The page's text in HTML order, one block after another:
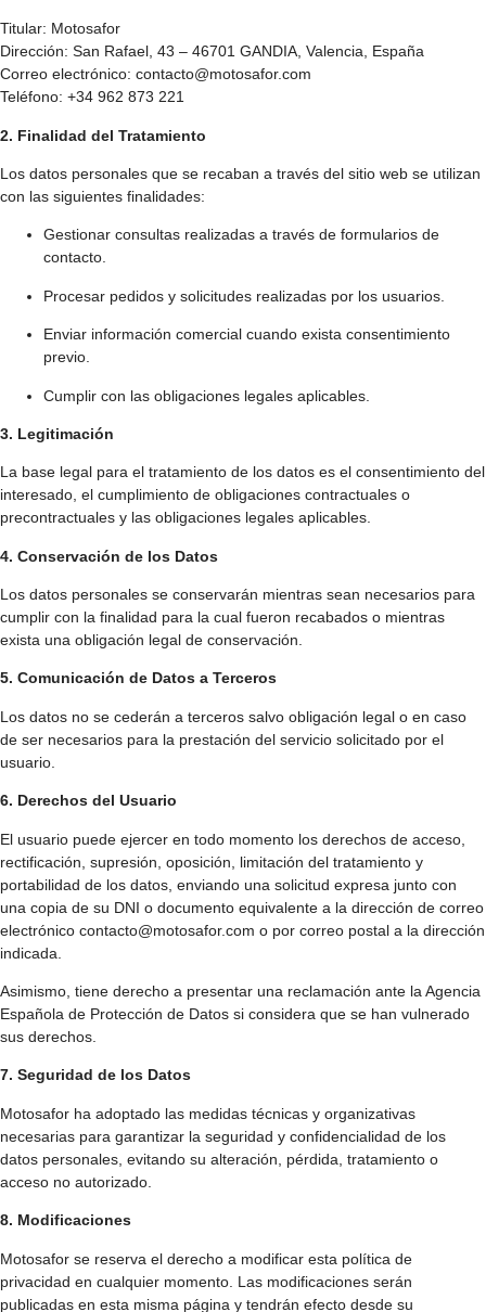
Titular: Motosafor
Dirección: San Rafael, 43 – 46701 GANDIA, Valencia, España
Correo electrónico: contacto@motosafor.com
Teléfono: +34 962 873 221
2. Finalidad del Tratamiento
Los datos personales que se recaban a través del sitio web se utilizan
con las siguientes finalidades:
Gestionar consultas realizadas a través de formularios de
contacto.
Procesar pedidos y solicitudes realizadas por los usuarios.
Enviar información comercial cuando exista consentimiento
previo.
Cumplir con las obligaciones legales aplicables.
3. Legitimación
La base legal para el tratamiento de los datos es el consentimiento del
interesado, el cumplimiento de obligaciones contractuales o
precontractuales y las obligaciones legales aplicables.
4. Conservación de los Datos
Los datos personales se conservarán mientras sean necesarios para
cumplir con la finalidad para la cual fueron recabados o mientras
exista una obligación legal de conservación.
5. Comunicación de Datos a Terceros
Los datos no se cederán a terceros salvo obligación legal o en caso
de ser necesarios para la prestación del servicio solicitado por el
usuario.
6. Derechos del Usuario
El usuario puede ejercer en todo momento los derechos de acceso,
rectificación, supresión, oposición, limitación del tratamiento y
portabilidad de los datos, enviando una solicitud expresa junto con
una copia de su DNI o documento equivalente a la dirección de correo
electrónico contacto@motosafor.com o por correo postal a la dirección
indicada.
Asimismo, tiene derecho a presentar una reclamación ante la Agencia
Española de Protección de Datos si considera que se han vulnerado
sus derechos.
7. Seguridad de los Datos
Motosafor ha adoptado las medidas técnicas y organizativas
necesarias para garantizar la seguridad y confidencialidad de los
datos personales, evitando su alteración, pérdida, tratamiento o
acceso no autorizado.
8. Modificaciones
Motosafor se reserva el derecho a modificar esta política de
privacidad en cualquier momento. Las modificaciones serán
publicadas en esta misma página y tendrán efecto desde su